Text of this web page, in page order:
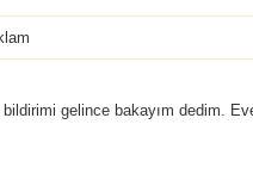
gelince bakayım dedim.